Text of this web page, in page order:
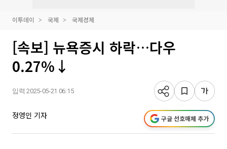
이투데이 국제 국제경제
[속보] 뉴욕증시 하락…다우
0.27%↓
입력 2025-05-21 06:15
정영인 기자 구글 선호매체 추가